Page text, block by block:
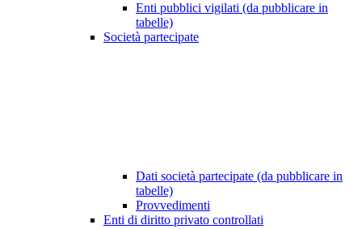
Enti pubblici vigilati (da pubblicare in
tabelle)
Società partecipate
Dati società partecipate (da pubblicare in
tabelle)
Provvedimenti
Enti di diritto privato controllati